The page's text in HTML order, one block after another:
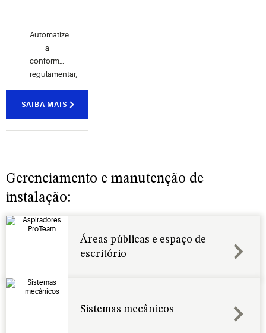
Automatize
a
conformidade
regulamentar,
protege
marca.
SAIBA MAIS
Gerenciamento e manutenção de
instalação:
Áreas públicas e espaço de
escritório
Sistemas mecânicos